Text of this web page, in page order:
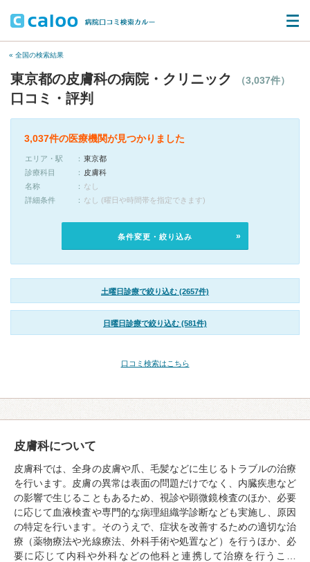
« 全国の検索結果
東京都の皮膚科の病院・クリニック （3,037件）
口コミ・評判
3,037件の医療機関が見つかりました
エリア・駅
東京都
診療科目
皮膚科
名称
なし
詳細条件
なし (曜日や時間帯を指定できます)
条件変更・絞り込み
土曜日診療で絞り込む (2657件)
日曜日診療で絞り込む (581件)
口コミ検索はこちら
皮膚科について
皮膚科では、全身の皮膚や爪、毛髪などに生じるトラブルの治療
を行います。皮膚の異常は表面の問題だけでなく、内臓疾患など
の影響で生じることもあるため、視診や顕微鏡検査のほか、必要
に応じて血液検査や専門的な病理組織学診断なども実施し、原因
の特定を行います。そのうえで、症状を改善するための適切な治
療（薬物療法や光線療法、外科手術や処置など）を行うほか、必
要に応じて内科や外科などの他科と連携して治療を行うこ…